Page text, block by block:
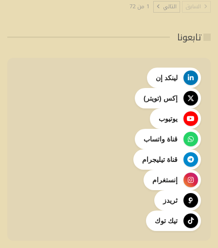
السابق التالي 1 من 72
تابعونا
لينكد إن
إكس (تويتر)
يوتيوب
قناة واتساب
قناة تيليجرام
إنستغرام
ثريدز
تيك توك